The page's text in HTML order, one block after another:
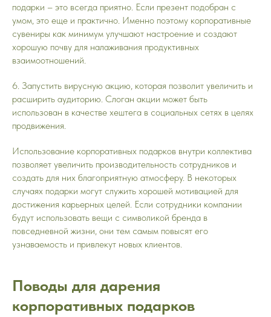
подарки – это всегда приятно. Если презент подобран с
умом, это еще и практично. Именно поэтому корпоративные
сувениры как минимум улучшают настроение и создают
хорошую почву для налаживания продуктивных
взаимоотношений.
6. Запустить вирусную акцию, которая позволит увеличить и
расширить аудиторию. Слоган акции может быть
использован в качестве хештега в социальных сетях в целях
продвижения.
Использование корпоративных подарков внутри коллектива
позволяет увеличить производительность сотрудников и
создать для них благоприятную атмосферу. В некоторых
случаях подарки могут служить хорошей мотивацией для
достижения карьерных целей. Если сотрудники компании
будут использовать вещи с символикой бренда в
повседневной жизни, они тем самым повысят его
узнаваемость и привлекут новых клиентов.
Поводы для дарения
корпоративных подарков